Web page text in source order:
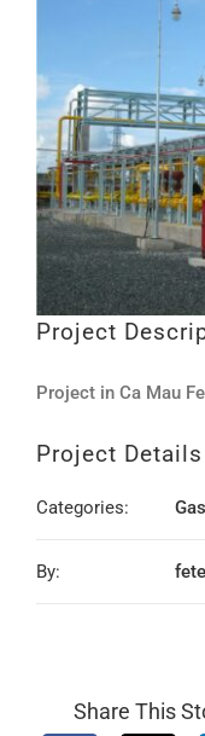
Project
Project in Ca Mau
Project Details
Categories:
By:
Share This